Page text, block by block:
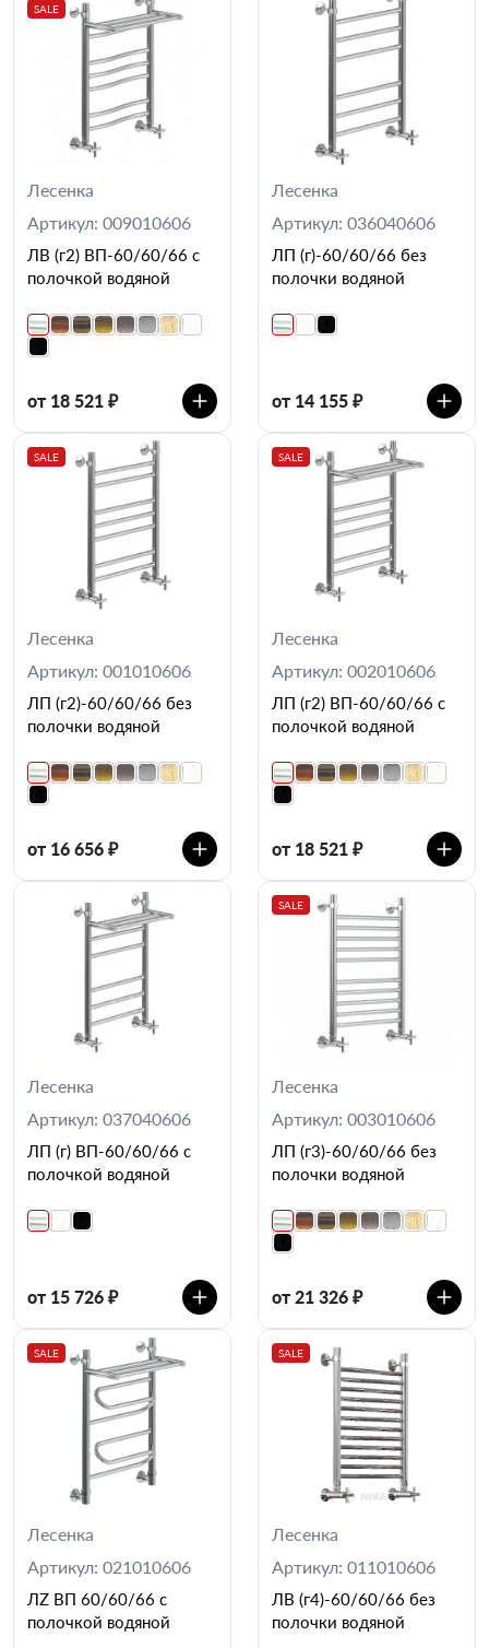
SALE
Лесенка
Артикул: 009010606
ЛВ (г2) ВП-60/60/66 с
полочкой водяной
от 18 521 ₽
Лесенка
Артикул: 036040606
ЛП (г)-60/60/66 без
полочки водяной
от 14 155 ₽
SALE
Лесенка
Артикул: 001010606
ЛП (г2)-60/60/66 без
полочки водяной
от 16 656 ₽
SALE
Лесенка
Артикул: 002010606
ЛП (г2) ВП-60/60/66 с
полочкой водяной
от 18 521 ₽
Лесенка
Артикул: 037040606
ЛП (г) ВП-60/60/66 с
полочкой водяной
от 15 726 ₽
SALE
Лесенка
Артикул: 003010606
ЛП (г3)-60/60/66 без
полочки водяной
от 21 326 ₽
SALE
Лесенка
Артикул: 021010606
ЛZ ВП 60/60/66 с
полочкой водяной
SALE
Лесенка
Артикул: 011010606
ЛВ (г4)-60/60/66 без
полочки водяной